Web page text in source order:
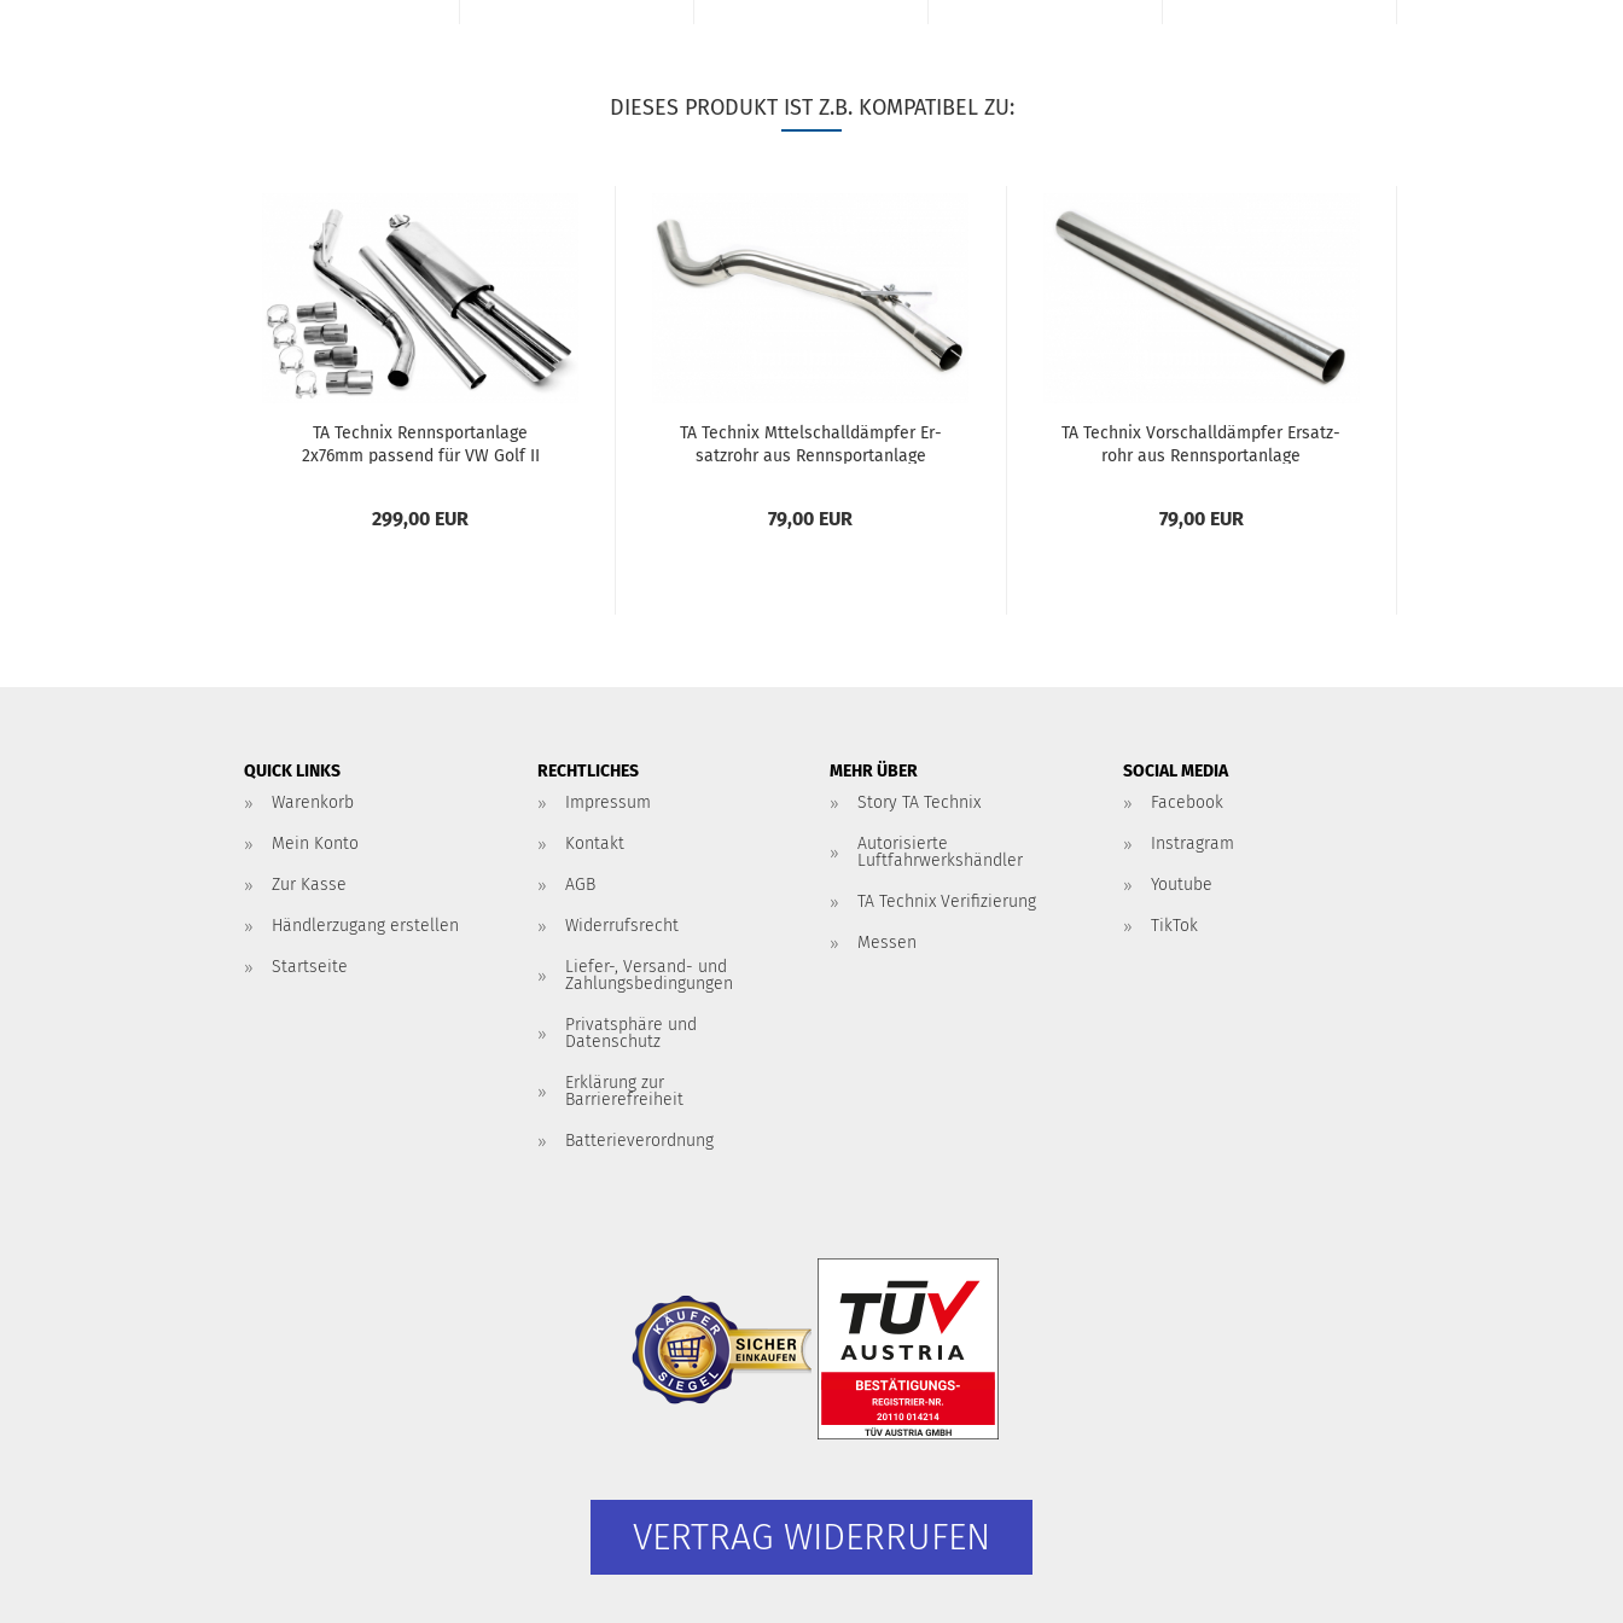
DIESES PRODUKT IST Z.B. KOMPATIBEL ZU:
TA Tech­nix Renn­sport­an­la­ge
2x76mm pas­send für VW Golf II
299,00 EUR
TA Tech­nix Mt­tel­schall­dämp­fer Er­
satz­rohr aus Renn­sport­an­la­ge
79,00 EUR
TA Tech­nix Vor­schall­dämp­fer Er­satz­
rohr aus Renn­sport­an­la­ge
79,00 EUR
QUICK LINKS
Warenkorb
Mein Konto
Zur Kasse
Händlerzugang erstellen
Startseite
RECHTLICHES
Impressum
Kontakt
AGB
Widerrufsrecht
Liefer-, Versand- und
Zahlungsbedingungen
Privatsphäre und
Datenschutz
Erklärung zur
Barrierefreiheit
Batterieverordnung
MEHR ÜBER
Story TA Technix
Autorisierte
Luftfahrwerkshändler
TA Technix Verifizierung
Messen
SOCIAL MEDIA
Facebook
Instragram
Youtube
TikTok
VERTRAG WIDERRUFEN